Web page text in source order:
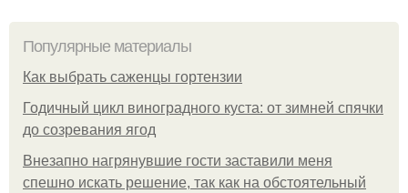
Популярные материалы
Как выбрать саженцы гортензии
Годичный цикл виноградного куста: от зимней спячки
до созревания ягод
Внезапно нагрянувшие гости заставили меня
спешно искать решение, так как на обстоятельный